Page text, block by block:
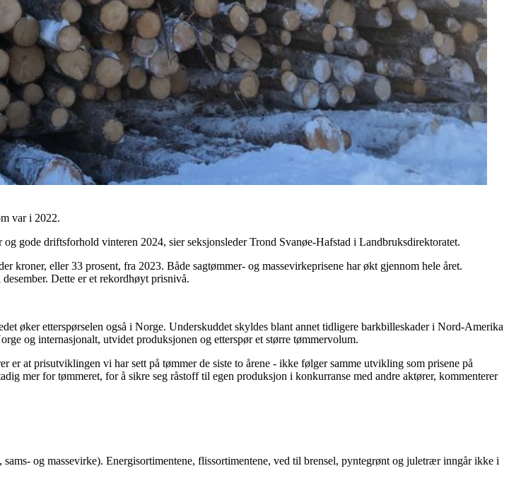
var i 2022.
gode driftsforhold vinteren 2024, sier seksjonsleder Trond Svanøe-Hafstad i Landbruksdirektoratet.
eller 33 prosent, fra 2023. Både sagtømmer- og massevirkeprisene har økt gjennom hele året.
Dette er et rekordhøyt prisnivå.
øker etterspørselen også i Norge. Underskuddet skyldes blant annet tidligere barkbilleskader i Nord-Amerika
og internasjonalt, utvidet produksjonen og etterspør et større tømmervolum.
at prisutviklingen vi har sett på tømmer de siste to årene - ikke følger samme utvikling som prisene på
mer for tømmeret, for å sikre seg råstoff til egen produksjon i konkurranse med andre aktører, kommenterer
og massevirke). Energisortimentene, flissortimentene, ved til brensel, pyntegrønt og juletrær inngår ikke i